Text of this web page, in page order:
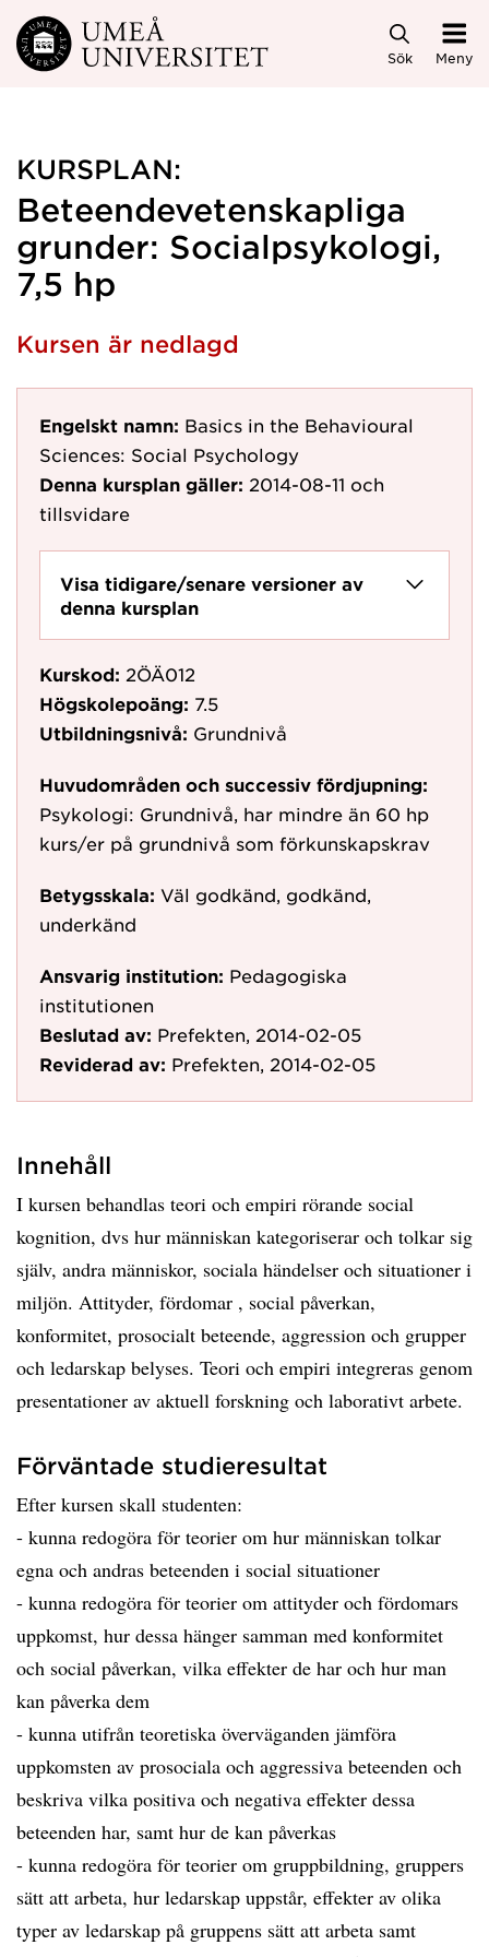
Hoppa direkt till innehållet
Sök Meny
KURSPLAN:
Beteendevetenskapliga
grunder: Socialpsykologi,
7,5 hp
Kursen är nedlagd
Engelskt namn: Basics in the Behavioural
Sciences: Social Psychology
Denna kursplan gäller: 2014-08-11 och
tillsvidare
Visa tidigare/senare versioner av
denna kursplan
Kurskod: 2ÖÄ012
Högskolepoäng: 7.5
Utbildningsnivå: Grundnivå
Huvudområden och successiv fördjupning:
Psykologi: Grundnivå, har mindre än 60 hp
kurs/er på grundnivå som förkunskapskrav
Betygsskala: Väl godkänd, godkänd,
underkänd
Ansvarig institution: Pedagogiska
institutionen
Beslutad av: Prefekten, 2014-02-05
Reviderad av: Prefekten, 2014-02-05
Innehåll
I kursen behandlas teori och empiri rörande social
kognition, dvs hur människan kategoriserar och tolkar sig
själv, andra människor, sociala händelser och situationer i
miljön. Attityder, fördomar , social påverkan,
konformitet, prosocialt beteende, aggression och grupper
och ledarskap belyses. Teori och empiri integreras genom
presentationer av aktuell forskning och laborativt arbete.
Förväntade studieresultat
Efter kursen skall studenten:
- kunna redogöra för teorier om hur människan tolkar
egna och andras beteenden i social situationer
- kunna redogöra för teorier om attityder och fördomars
uppkomst, hur dessa hänger samman med konformitet
och social påverkan, vilka effekter de har och hur man
kan påverka dem
- kunna utifrån teoretiska överväganden jämföra
uppkomsten av prosociala och aggressiva beteenden och
beskriva vilka positiva och negativa effekter dessa
beteenden har, samt hur de kan påverkas
- kunna redogöra för teorier om gruppbildning, gruppers
sätt att arbeta, hur ledarskap uppstår, effekter av olika
typer av ledarskap på gruppens sätt att arbeta samt